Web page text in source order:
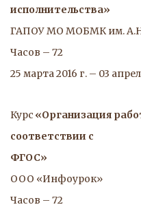
исполнительства»
ГАПОУ МО МОБМК им.
Часов – 72
25 марта 2016 г. – 03
Курс «Организация
соответствии с
ФГОС»
ООО «Инфоурок»
Часов – 72